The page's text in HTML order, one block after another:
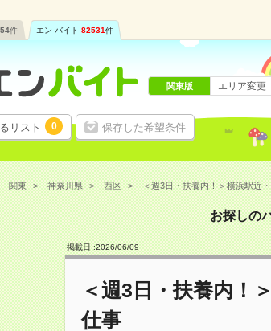
件 エン バイト 82531件
リスト 0 保存した希望条件
関東版 エリア変更
関東 神奈川県 西区 ＜週3日・扶養内！＞横浜駅近
お探しの
掲載日 :2026/06/09
＜週3日・扶養内！
仕事